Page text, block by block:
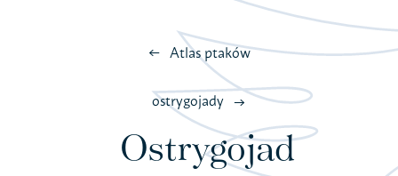
Atlas ptaków
ostrygojady
Ostrygojad